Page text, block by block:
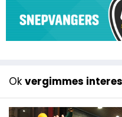
Ok vergimmes